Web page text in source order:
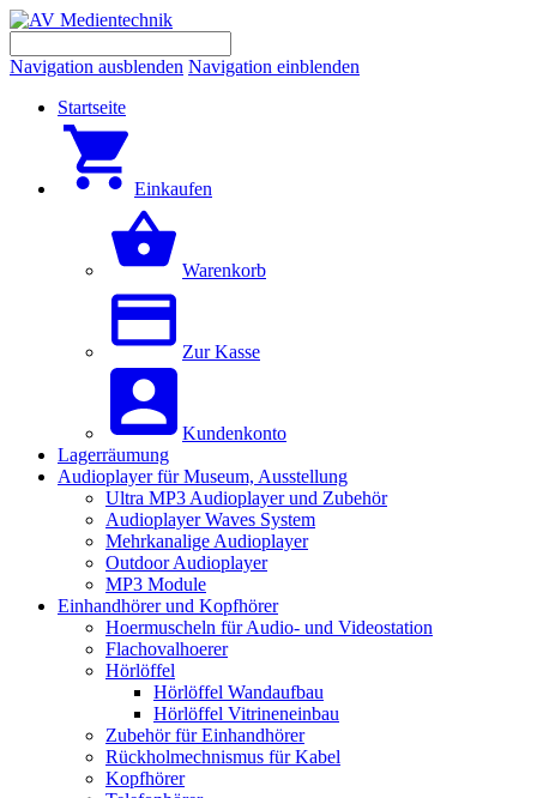
Navigation ausblenden Navigation einblenden
Startseite
Einkaufen
Warenkorb
Zur Kasse
Kundenkonto
Lagerräumung
Audioplayer für Museum, Ausstellung
Ultra MP3 Audioplayer und Zubehör
Audioplayer Waves System
Mehrkanalige Audioplayer
Outdoor Audioplayer
MP3 Module
Einhandhörer und Kopfhörer
Hoermuscheln für Audio- und Videostation
Flachovalhoerer
Hörlöffel
Hörlöffel Wandaufbau
Hörlöffel Vitrineneinbau
Zubehör für Einhandhörer
Rückholmechnismus für Kabel
Kopfhörer